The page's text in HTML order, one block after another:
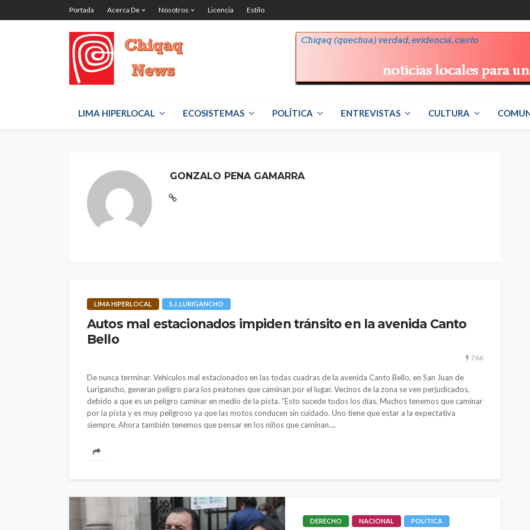
Portada Acerca De Nosotros Licencia Estilo
LIMA HIPERLOCAL ECOSISTEMAS POLÍTICA ENTREVISTAS CULTURA
GONZALO PENA GAMARRA
LIMA HIPERLOCAL S.J. LURIGANCHO
Autos mal estacionados impiden tránsito en la avenida Canto
Bello
766
De nunca terminar. Vehículos mal estacionados en las todas cuadras de la avenida Canto Bello, en San Juan de
Lurigancho, generan peligro para los peatones que caminan por el lugar. Vecinos de la zona se ven perjudicados,
debido a que es un peligro caminar en medio de la pista. “Esto sucede todos los días. Muchos tenemos que caminar
por la pista y es muy peligroso ya que las motos conducen sin cuidado. Uno tiene que estar a la expectativa
siempre. Ahora también tenemos que pensar en los niños que caminan....
DERECHO NACIONAL POLÍTICA
despedidos en nueva
gestión en IRTP
1.11K
CULTURA INNOVACIÓN TEATRO
revitalización del teatro
peruano post pandemia